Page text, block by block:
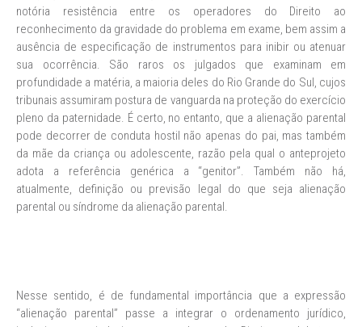
notória resistência entre os operadores do Direito ao
reconhecimento da gravidade do problema em exame, bem assim a
ausência de especificação de instrumentos para inibir ou atenuar
sua ocorrência. São raros os julgados que examinam em
profundidade a matéria, a maioria deles do Rio Grande do Sul, cujos
tribunais assumiram postura de vanguarda na proteção do exercício
pleno da paternidade. É certo, no entanto, que a alienação parental
pode decorrer de conduta hostil não apenas do pai, mas também
da mãe da criança ou adolescente, razão pela qual o anteprojeto
adota a referência genérica a “genitor”. Também não há,
atualmente, definição ou previsão legal do que seja alienação
parental ou síndrome da alienação parental.
Nesse sentido, é de fundamental importância que a expressão
“alienação parental” passe a integrar o ordenamento jurídico,